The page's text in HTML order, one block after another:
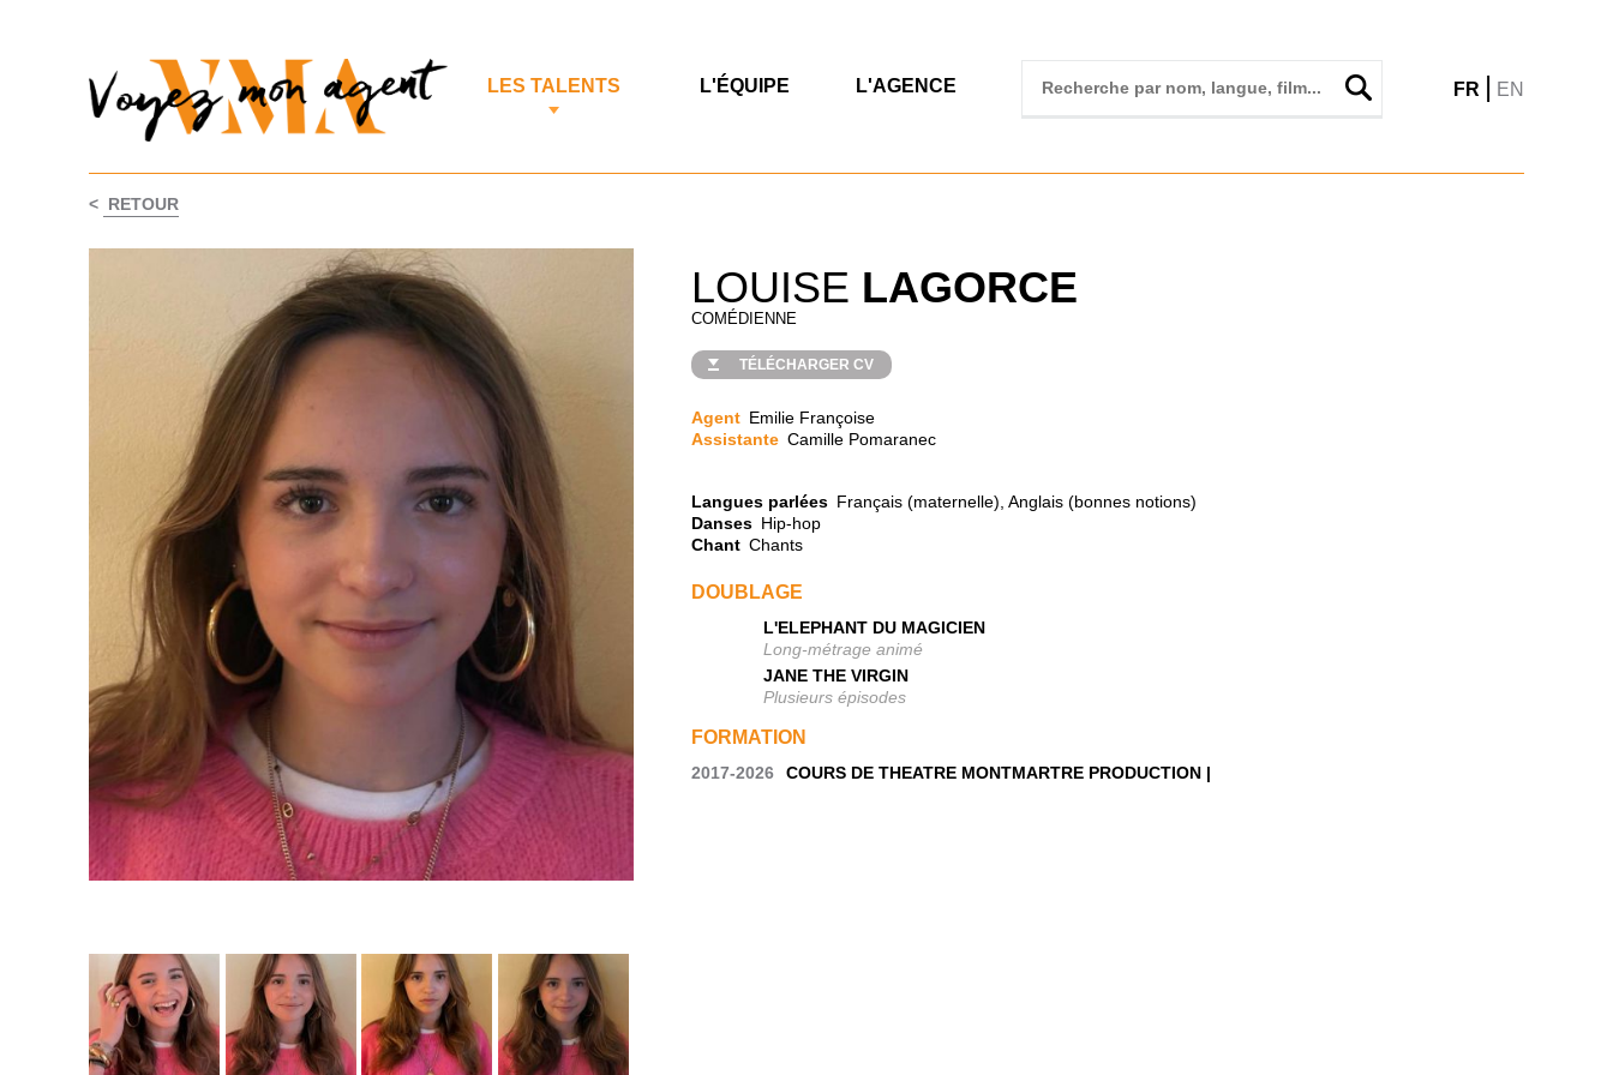
LES TALENTS L'ÉQUIPE L'AGENCE FR | EN
< RETOUR
LOUISE LAGORCE
COMÉDIENNE
TÉLÉCHARGER CV
Agent Emilie Françoise
Assistante Camille Pomaranec
Langues parlées Français (maternelle), Anglais (bonnes notions)
Danses Hip-hop
Chant Chants
DOUBLAGE
L'ELEPHANT DU MAGICIEN
Long-métrage animé
JANE THE VIRGIN
Plusieurs épisodes
FORMATION
2017-2026 COURS DE THEATRE MONTMARTRE PRODUCTION |